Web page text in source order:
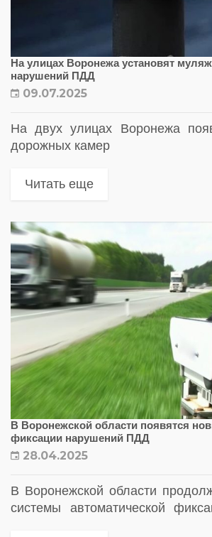
На улицах Воронежа установят
нарушений ПДД
09.07.2025
На двух улицах Воронежа
дорожных камер
Читать еще
В Воронежской области появятся
фиксации нарушений ПДД
28.04.2025
В Воронежской области
системы автоматической